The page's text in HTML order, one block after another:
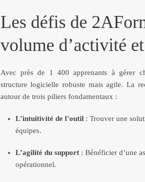
Les défis de
volume d’activité
Avec près de 1 400 apprenants à gérer
structure logicielle robuste mais agile. La
autour de trois piliers fondamentaux :
L’intuitivité de l’outil: Trouver une
équipes.
L’agilité du support: Bénéficier d’une
opérationnel.